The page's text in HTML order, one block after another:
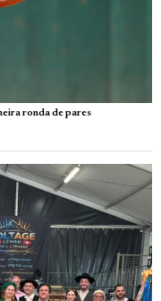
ronda de pares